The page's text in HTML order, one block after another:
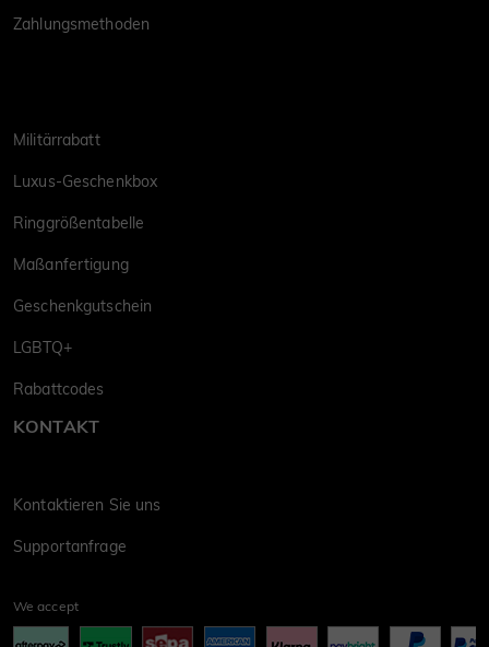
Zahlungsmethoden
Militärrabatt
Luxus-Geschenkbox
Ringgrößentabelle
Maßanfertigung
Geschenkgutschein
LGBTQ+
Rabattcodes
KONTAKT
Kontaktieren Sie uns
Supportanfrage
We accept